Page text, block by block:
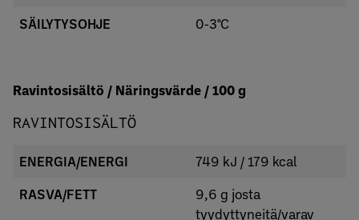
SÄILYTYSOHJE 0-3°C
Ravintosisältö / Näringsvärde / 100 g
RAVINTOSISÄLTÖ
ENERGIA/ENERGI 749 kJ / 179 kcal
RASVA/FETT
9,6 g josta
tyydyttyneitä/varav